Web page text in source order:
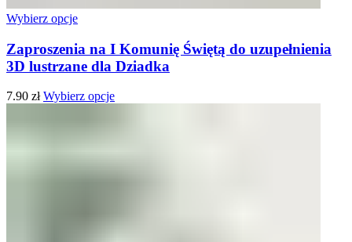
Wybierz opcje
Zaproszenia na I Komunię Świętą do uzupełnienia
3D lustrzane dla Dziadka
7.90 zł Wybierz opcje